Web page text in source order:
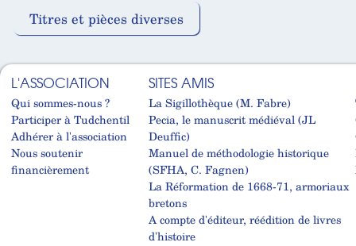
Titres et pièces diverses
L'ASSOCIATION
Qui sommes-nous ?
Participer à Tudchentil
Adhérer à l'association
Nous soutenir
financièrement
SITES AMIS
La Sigillothèque (M. Fabre)
Pecia, le manuscrit médiéval (JL
Deuffic)
Manuel de méthodologie historique
(SFHA, C. Fagnen)
La Réformation de 1668-71, armoriaux
bretons
A compte d'éditeur, réédition de livres
d'histoire